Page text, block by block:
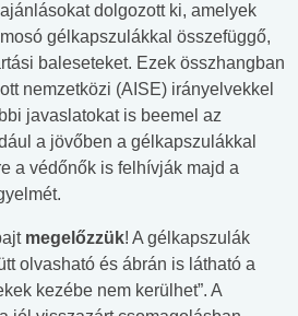
dolgozott ki, amelyek
gélkapszulákkal összefüggő,
baleseteket. Ezek összhangban
nemzetközi (AISE) irányelvekkel
javaslatokat is beemel az
a jövőben a gélkapszulákkal
a védőnők is felhívják majd a
megelőzzük! A gélkapszulák
olvasható és ábrán is látható a
kezébe nem kerülhet”. A